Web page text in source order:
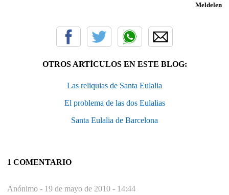
Meldelen
OTROS ARTÍCULOS EN ESTE BLOG:
Las reliquias de Santa Eulalia
El problema de las dos Eulalias
Santa Eulalia de Barcelona
1 COMENTARIO
Anónimo - 19 de mayo de 2010 - 14:44